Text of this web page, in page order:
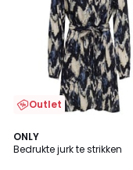
Outlet
ONLY
Bedrukte jurk te strikken
3,5
/ 5